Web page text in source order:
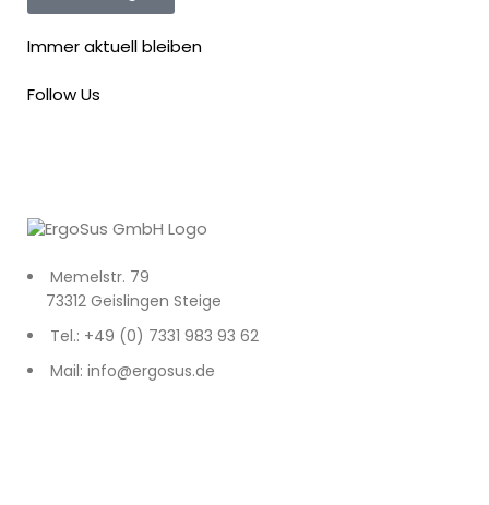
Immer aktuell bleiben
Follow Us
Memelstr. 79
73312 Geislingen Steige
Tel.: +49 (0) 7331 983 93 62
Mail: info@ergosus.de